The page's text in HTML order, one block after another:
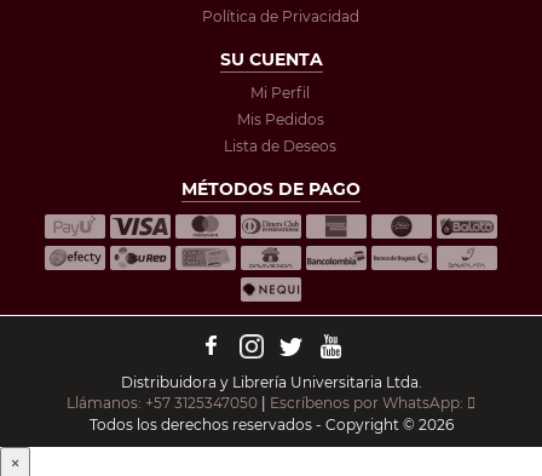
Política de Privacidad
SU CUENTA
Mi Perfil
Mis Pedidos
Lista de Deseos
MÉTODOS DE PAGO
Distribuidora y Librería Universitaria Ltda.
Llámanos: +57 3125347050 | Escríbenos por WhatsApp:
Todos los derechos reservados - Copyright © 2026
×